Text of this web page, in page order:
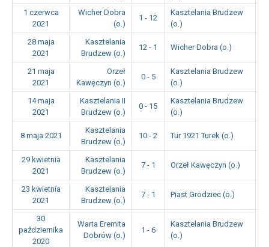
1 czerwca
2021
Wicher Dobra
(o.)
1 - 12
Kasztelania Brudzew
(o.)
28 maja
2021
Kasztelania
Brudzew (o.)
12 - 1 Wicher Dobra (o.)
21 maja
2021
Orzeł
Kawęczyn (o.)
0 - 5
Kasztelania Brudzew
(o.)
14 maja
2021
Kasztelania II
Brudzew (o.)
0 - 15
Kasztelania Brudzew
(o.)
8 maja 2021
Kasztelania
Brudzew (o.)
10 - 2 Tur 1921 Turek (o.)
29 kwietnia
2021
Kasztelania
Brudzew (o.)
7 - 1 Orzeł Kawęczyn (o.)
23 kwietnia
2021
Kasztelania
Brudzew (o.)
7 - 1 Piast Grodziec (o.)
30
października
2020
Warta Eremita
Dobrów (o.)
1 - 6
Kasztelania Brudzew
(o.)